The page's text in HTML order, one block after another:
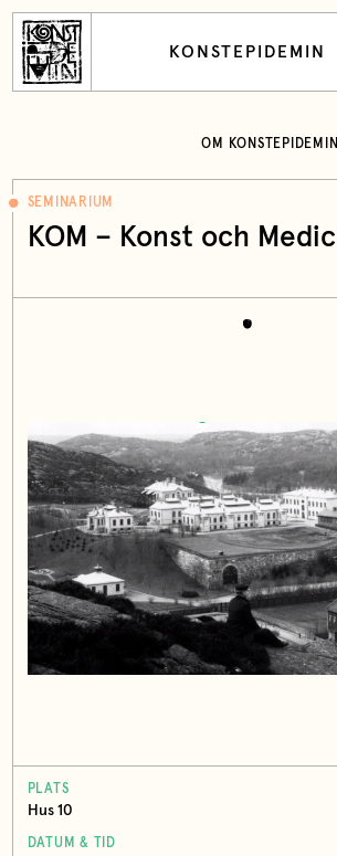
KONSTEPIDEMIN
OM KONSTEPIDEMIN
SEMINARIUM
KOM – Konst och
PLATS
Hus 10
DATUM & TID